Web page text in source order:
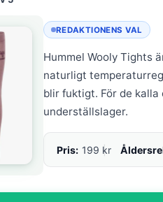
REDAKTIONENS VAL
Hummel Wooly Tights
naturligt
blir fuktigt. För de
underställslager.
Pris: 199 kr